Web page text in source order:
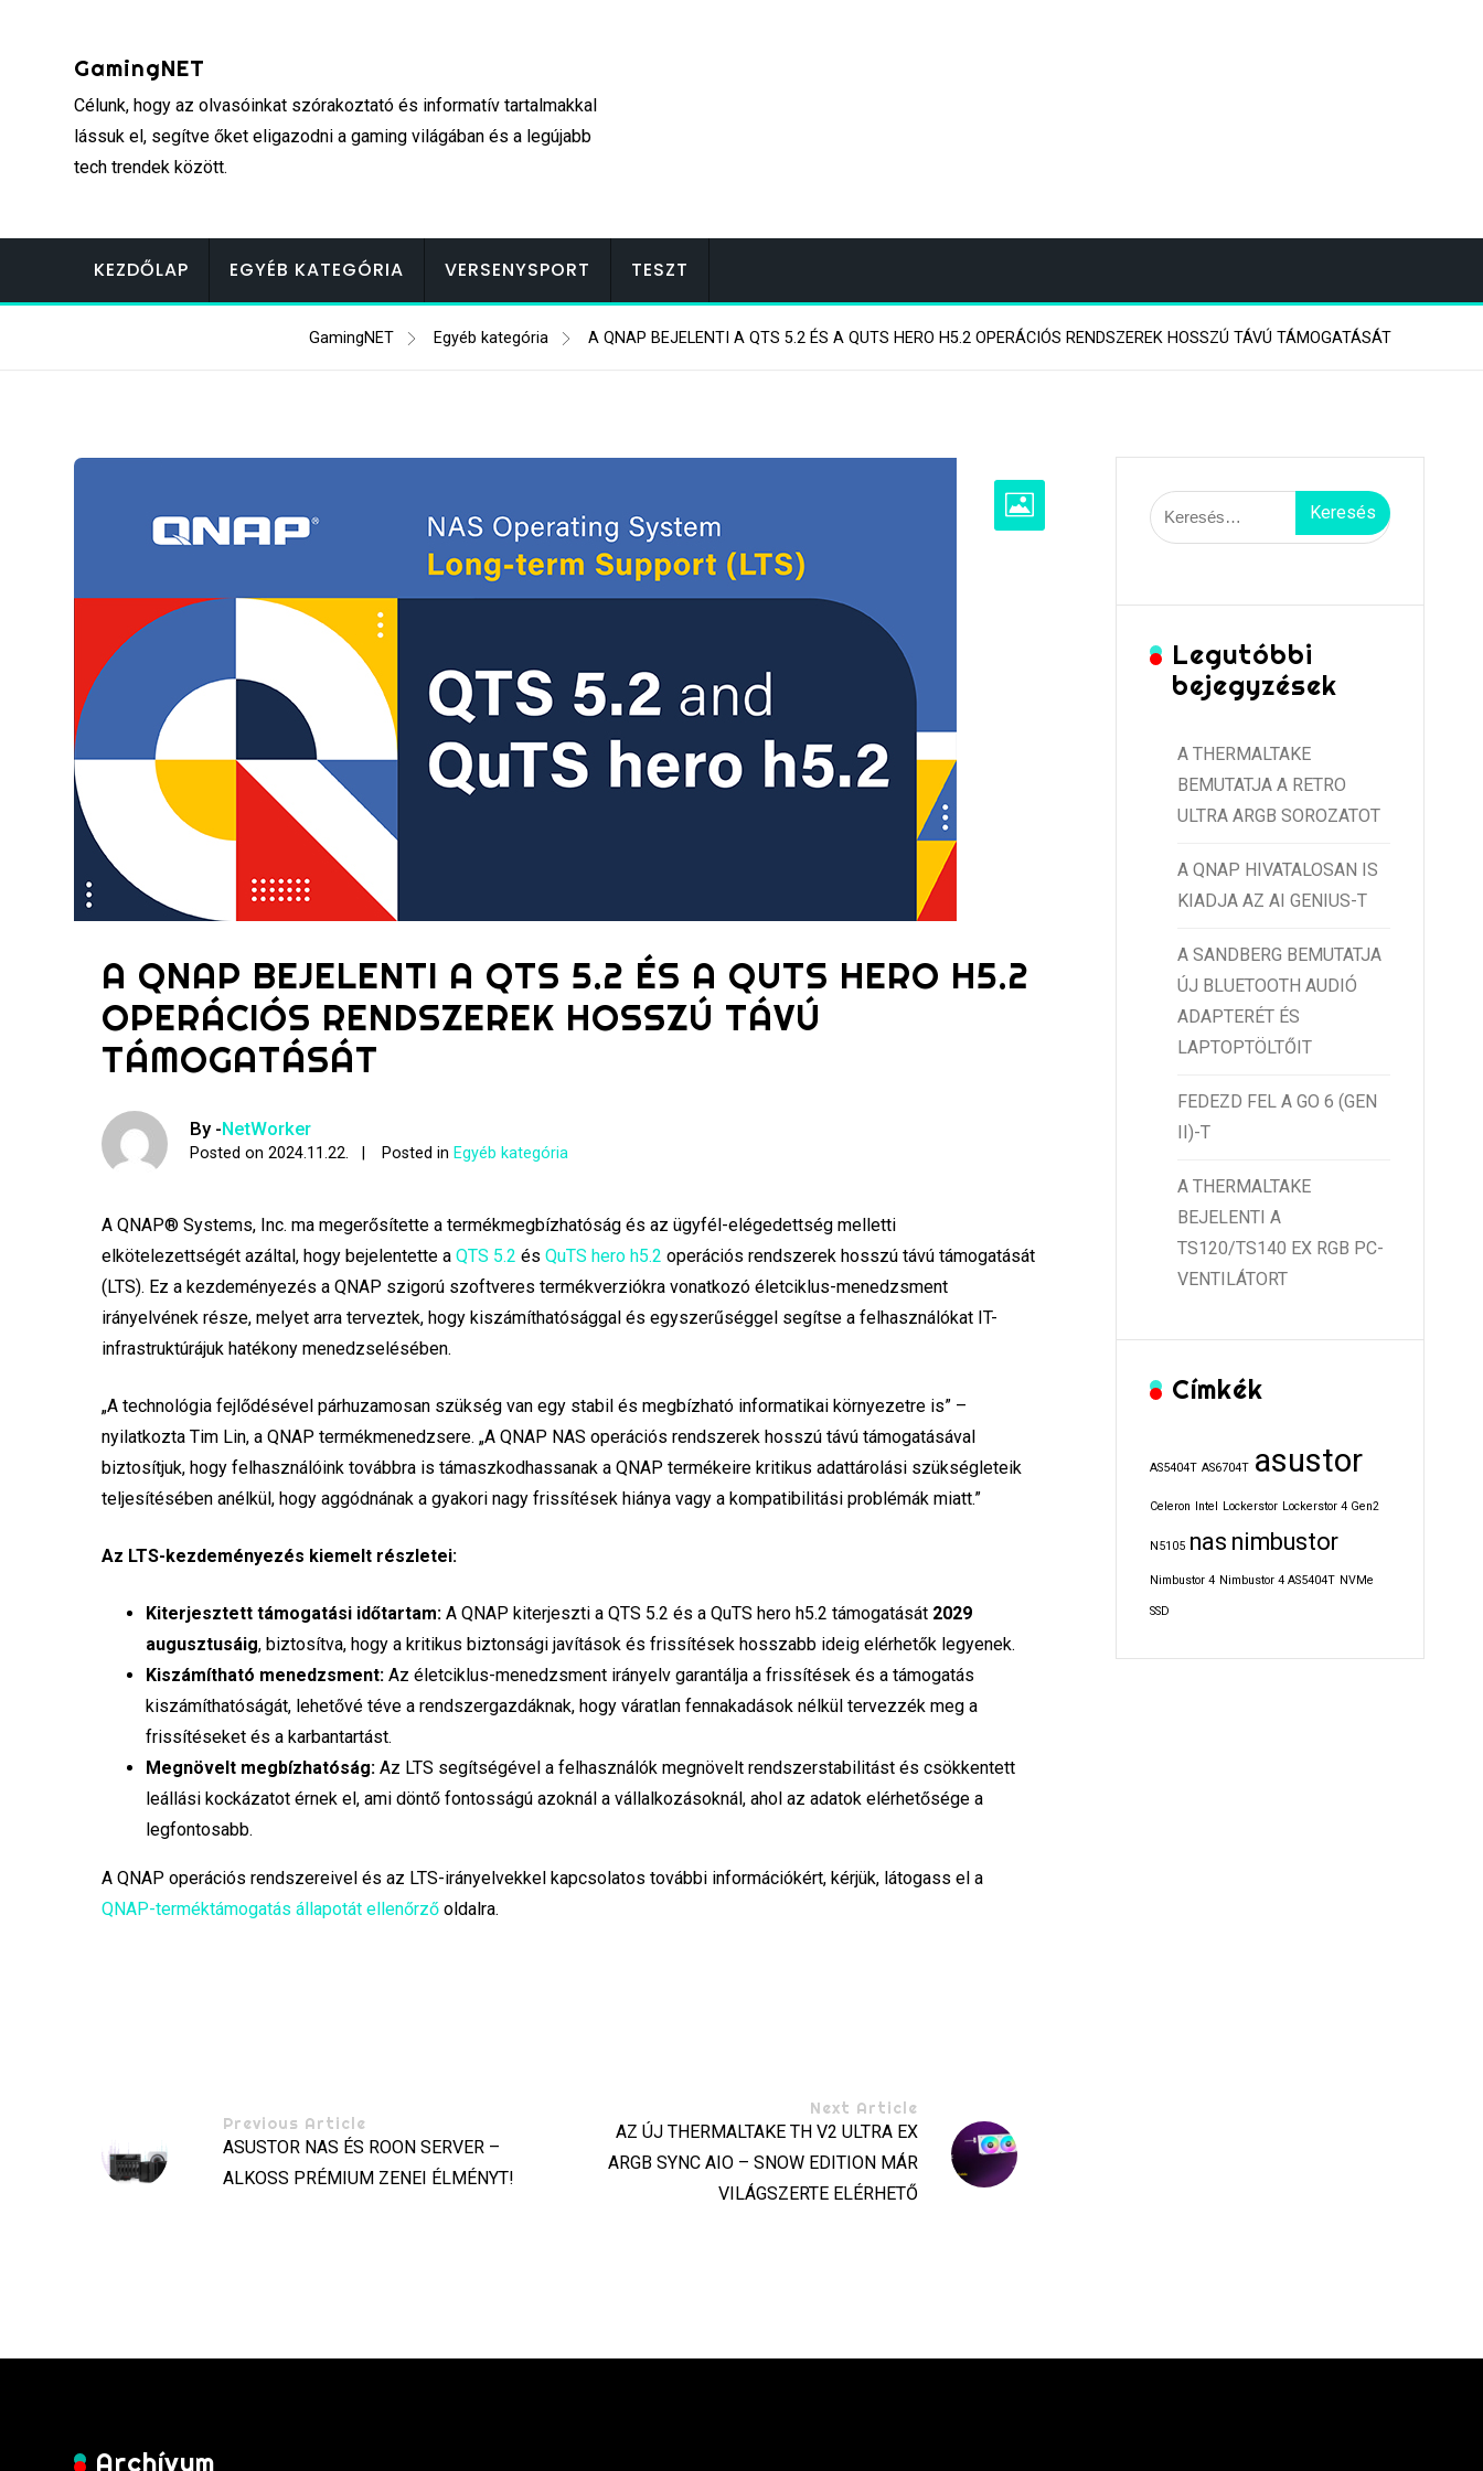
GamingNET
Célunk, hogy az olvasóinkat szórakoztató és informatív tartalmakkal
lássuk el, segítve őket eligazodni a gaming világában és a legújabb
tech trendek között.
KEZDŐLAP EGYÉB KATEGÓRIA VERSENYSPORT TESZT
GamingNET Egyéb kategória A QNAP BEJELENTI A QTS 5.2 ÉS A QUTS HERO H5.2 OPERÁCIÓS RENDSZEREK HOSSZÚ TÁVÚ TÁMOGATÁSÁT
A QNAP BEJELENTI A QTS 5.2 ÉS A QUTS HERO H5.2
OPERÁCIÓS RENDSZEREK HOSSZÚ TÁVÚ
TÁMOGATÁSÁT
By -NetWorker
Posted on2024.11.22. Posted in Egyéb kategória
A QNAP® Systems, Inc. ma megerősítette a termékmegbízhatóság és az ügyfél-elégedettség melletti
elkötelezettségét azáltal, hogy bejelentette aQTS 5.2 ésQuTS hero h5.2 operációs rendszerek hosszú távú támogatását
(LTS). Ez a kezdeményezés a QNAP szigorú szoftveres termékverziókra vonatkozó életciklus-menedzsment
irányelvének része, melyet arra terveztek, hogy kiszámíthatósággal és egyszerűséggel segítse a felhasználókat IT-
infrastruktúrájuk hatékony menedzselésében.
„A technológia fejlődésével párhuzamosan szükség van egy stabil és megbízható informatikai környezetre is” –
nyilatkozta Tim Lin, a QNAP termékmenedzsere. „A QNAP NAS operációs rendszerek hosszú távú támogatásával
biztosítjuk, hogy felhasználóink ​​továbbra is támaszkodhassanak a QNAP termékeire kritikus adattárolási szükségleteik
teljesítésében anélkül, hogy aggódnának a gyakori nagy frissítések hiánya vagy a kompatibilitási problémák miatt.”
Az LTS-kezdeményezés kiemelt részletei:
Kiterjesztett támogatási időtartam: A QNAP kiterjeszti a QTS 5.2 és a QuTS hero h5.2 támogatását 2029
augusztusáig, biztosítva, hogy a kritikus biztonsági javítások és frissítések hosszabb ideig elérhetők legyenek.
Kiszámítható menedzsment: Az életciklus-menedzsment irányelv garantálja a frissítések és a támogatás
kiszámíthatóságát, lehetővé téve a rendszergazdáknak, hogy váratlan fennakadások nélkül tervezzék meg a
frissítéseket és a karbantartást.
Megnövelt megbízhatóság: Az LTS segítségével a felhasználók megnövelt rendszerstabilitást és csökkentett
leállási kockázatot érnek el, ami döntő fontosságú azoknál a vállalkozásoknál, ahol az adatok elérhetősége a
legfontosabb.
A QNAP operációs rendszereivel és az LTS-irányelvekkel kapcsolatos további információkért, kérjük, látogass el a
QNAP-terméktámogatás állapotát ellenőrző oldalra.
Previous Article
ASUSTOR NAS ÉS ROON SERVER –
ALKOSS PRÉMIUM ZENEI ÉLMÉNYT!
Next Article
AZ ÚJ THERMALTAKE TH V2 ULTRA EX
ARGB SYNC AIO – SNOW EDITION MÁR
VILÁGSZERTE ELÉRHETŐ
Keresés:
Legutóbbi
bejegyzések
A THERMALTAKE
BEMUTATJA A RETRO
ULTRA ARGB SOROZATOT
A QNAP HIVATALOSAN IS
KIADJA AZ AI GENIUS-T
A SANDBERG BEMUTATJA
ÚJ BLUETOOTH AUDIÓ
ADAPTERÉT ÉS
LAPTOPTÖLTŐIT
FEDEZD FEL A GO 6 (GEN
II)-T
A THERMALTAKE
BEJELENTI A
TS120/TS140 EX RGB PC-
VENTILÁTORT
Címkék
AS5404T AS6704T asustor
Celeron Intel Lockerstor Lockerstor 4 Gen2
N5105 nas nimbustor
Nimbustor 4 Nimbustor 4 AS5404T NVMe
SSD
Archívum